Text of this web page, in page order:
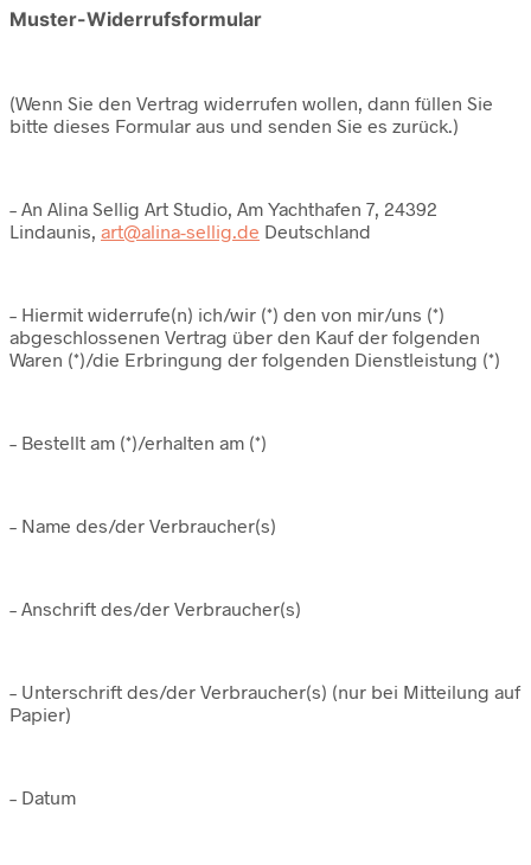
Muster-Widerrufsformular
(Wenn Sie den Vertrag widerrufen wollen, dann füllen Sie
bitte dieses Formular aus und senden Sie es zurück.)
– An Alina Sellig Art Studio, Am Yachthafen 7, 24392
Lindaunis, art@alina-sellig.de Deutschland
– Hiermit widerrufe(n) ich/wir (*) den von mir/uns (*)
abgeschlossenen Vertrag über den Kauf der folgenden
Waren (*)/die Erbringung der folgenden Dienstleistung (*)
– Bestellt am (*)/erhalten am (*)
– Name des/der Verbraucher(s)
– Anschrift des/der Verbraucher(s)
– Unterschrift des/der Verbraucher(s) (nur bei Mitteilung auf
Papier)
– Datum